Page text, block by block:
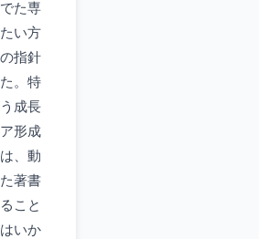
た専
い方
指針
。特
成長
形成
、動
著書
こと
いか